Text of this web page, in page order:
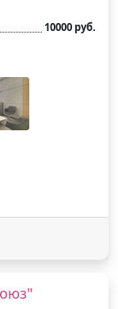
10000 руб.